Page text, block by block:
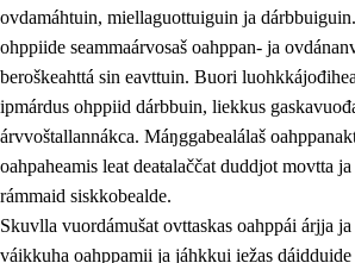
3. Skuvlla praksisa prinsihpat
3.1 Fátmmasteaddji oahppanbiras
3.2 Oahpaheapmi ja heivehuvvon
ovdamáhtuin, miellaguottuiguin ja
ohppiide seammaárvosaš oahppan- ja
beroškeahttá sin eavttuin. Buori
ipmárdus ohppiid dárbbuin, liekkus
árvvoštallannákca. Máŋggabealálaš
oahpaheamis leat deaŧalaččat duddjot movtta
rámmaid siskkobealde.
Skuvlla vuordámušat ovttaskas oahppái árjja
váikkuha oahppamii ja jáhkkui iežas